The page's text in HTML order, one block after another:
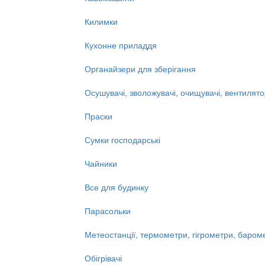
Килимки
Кухонне приладдя
Органайзери для зберігання
Осушувачі, зволожувачі, очищувачі,
Праски
Сумки господарські
Чайники
Все для будинку
Парасольки
Метеостанції, термометри, гігрометри,
Обігрівачі